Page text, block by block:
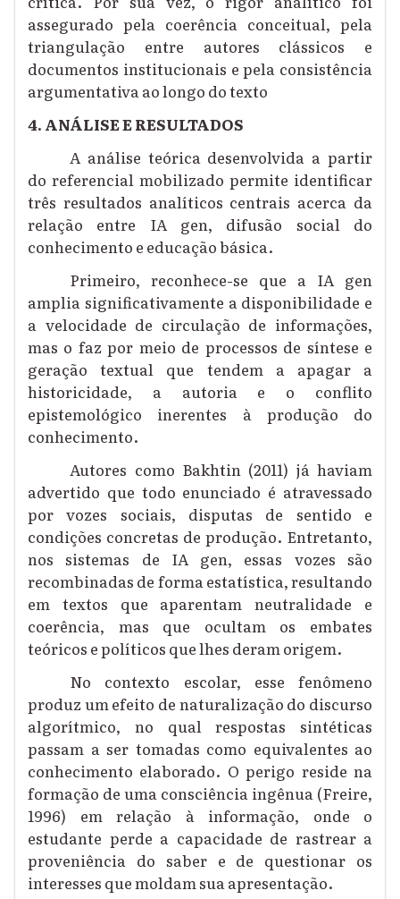
assegurado pela coerência conceitual, pela
triangulação entre autores clássicos e
documentos institucionais e pela consistência
argumentativa ao longo do texto
4. ANÁLISE E RESULTADOS
A análise teórica desenvolvida a partir
do referencial mobilizado permite identificar
três resultados analíticos centrais acerca da
relação entre IA gen, difusão social do
conhecimento e educação básica.
Primeiro, reconhece-se que a IA gen
amplia significativamente a disponibilidade e
a velocidade de circulação de informações,
mas o faz por meio de processos de síntese e
geração textual que tendem a apagar a
historicidade, a autoria e o conflito
epistemológico inerentes à produção do
conhecimento.
Autores como Bakhtin (2011) já haviam
advertido que todo enunciado é atravessado
por vozes sociais, disputas de sentido e
condições concretas de produção. Entretanto,
nos sistemas de IA gen, essas vozes são
recombinadas de forma estatística, resultando
em textos que aparentam neutralidade e
coerência, mas que ocultam os embates
teóricos e políticos que lhes deram origem.
No contexto escolar, esse fenômeno
produz um efeito de naturalização do discurso
algorítmico, no qual respostas sintéticas
passam a ser tomadas como equivalentes ao
conhecimento elaborado. O perigo reside na
formação de uma consciência ingênua (Freire,
1996) em relação à informação, onde o
estudante perde a capacidade de rastrear a
proveniência do saber e de questionar os
interesses que moldam sua apresentação.